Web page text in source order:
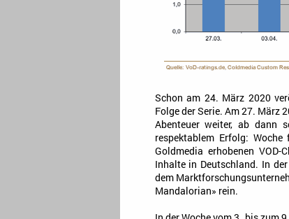
Schon am 24. März 2020
Folge der Serie. Am 27. März
Abenteuer weiter, ab dann
respektablem Erfolg:
Goldmedia erhobenen
Inhalte in Deutschland. In
dem
Mandalorian» rein.